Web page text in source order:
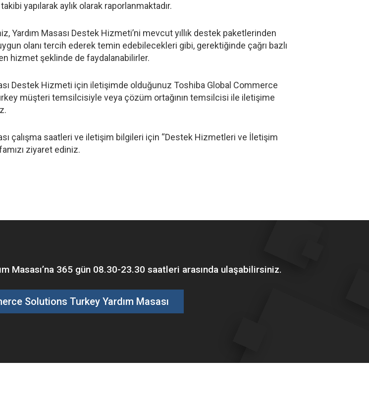
takibi yapılarak aylık olarak raporlanmaktadır.
Yardım Masası Destek Hizmeti’ni mevcut yıllık destek paketlerinden
olanı tercih ederek temin edebilecekleri gibi, gerektiğinde çağrı bazlı
hizmet şeklinde de faydalanabilirler.
Destek Hizmeti için iletişimde olduğunuz Toshiba Global Commerce
müşteri temsilcisiyle veya çözüm ortağının temsilcisi ile iletişime
çalışma saatleri ve iletişim bilgileri için “Destek Hizmetleri ve İletişim
ziyaret ediniz.
Masası’na 365 gün 08.30-23.30 saatleri arasında ulaşabilirsiniz.
Solutions Turkey Yardım Masası